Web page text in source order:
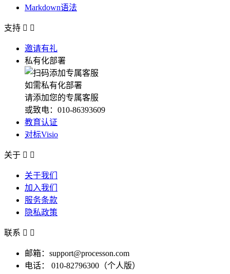
Markdown语法
支持  
邀请有礼
私有化部署
如需私有化部署
请添加您的专属客服
或致电：010-86393609
教育认证
对标Visio
关于  
关于我们
加入我们
服务条款
隐私政策
联系  
邮箱：support@processon.com
电话：
010-82796300（个人版）